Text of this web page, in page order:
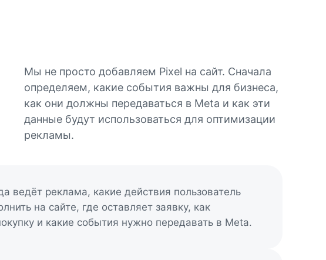
Мы не просто добавляем Pixel на сайт. Сначала
определяем, какие события важны для бизнеса,
как они должны передаваться в Meta и как эти
данные будут использоваться для оптимизации
рекламы.
ведёт реклама, какие действия пользователь
на сайте, где оставляет заявку, как
и какие события нужно передавать в Meta.